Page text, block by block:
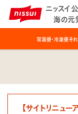
ニッスイ
海の元
常温便・冷凍便そ
【サイトリニュ